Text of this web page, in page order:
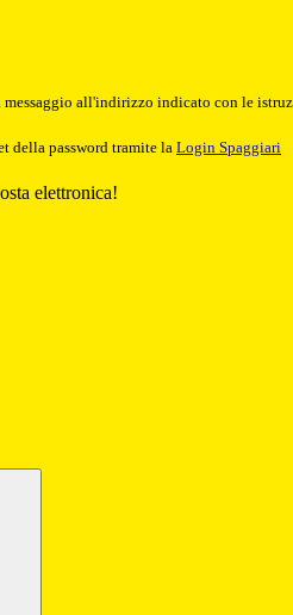
all'indirizzo indicato con le
della password tramite la Login Spaggiari
elettronica!